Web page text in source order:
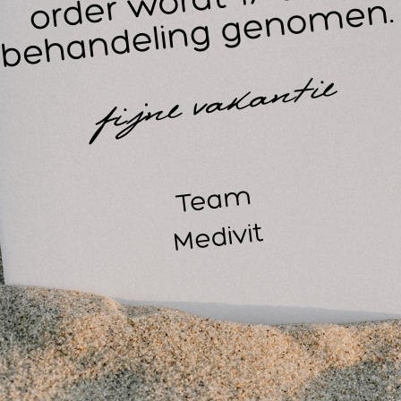
EXCL. BTW 3,50 EXCL. BTW
4 x 5 cm. / 2 x
st.
zak á 2 rollen
Sprayflacon bruin 100
(leeg)